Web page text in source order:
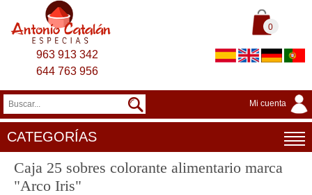
0
963 913 342
644 763 956
Mi cuenta
CATEGORÍAS
Caja 25 sobres colorante alimentario marca
"Arco Iris"